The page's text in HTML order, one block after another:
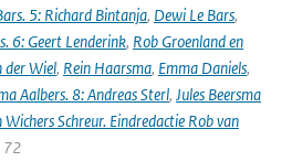
5: Richard Bintanja, Dewi Le Bars,
6: Geert Lenderink, Rob Groenland en
der Wiel, Rein Haarsma, Emma Daniels,
Aalbers. 8: Andreas Sterl, Jules Beersma
Schreur. Eindredactie Rob van
72